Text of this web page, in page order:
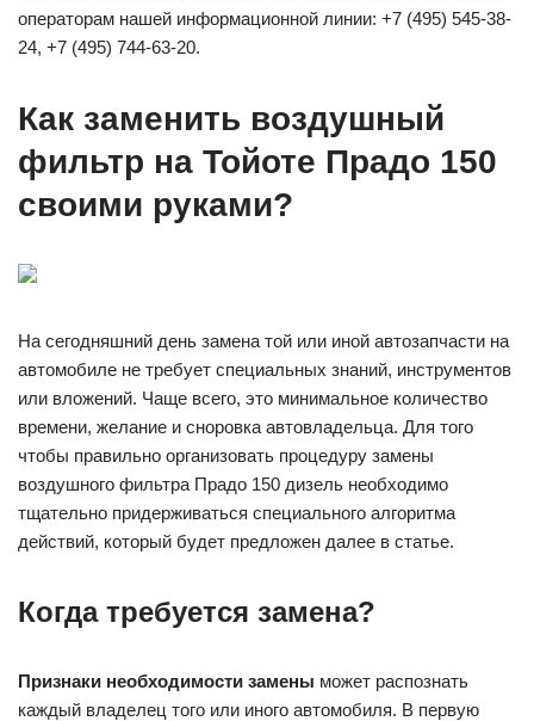
операторам нашей информационной линии: +7 (495) 545-38-
24, +7 (495) 744-63-20.
Как заменить воздушный
фильтр на Тойоте Прадо 150
своими руками?
На сегодняшний день замена той или иной автозапчасти на
автомобиле не требует специальных знаний, инструментов
или вложений. Чаще всего, это минимальное количество
времени, желание и сноровка автовладельца. Для того
чтобы правильно организовать процедуру замены
воздушного фильтра Прадо 150 дизель необходимо
тщательно придерживаться специального алгоритма
действий, который будет предложен далее в статье.
Когда требуется замена?
Признаки необходимости замены может распознать
каждый владелец того или иного автомобиля. В первую